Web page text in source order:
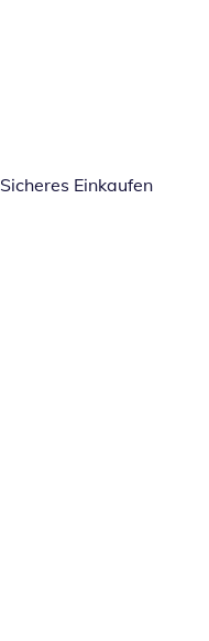
Sicheres Einkaufen